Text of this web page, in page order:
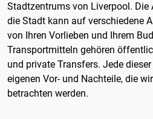
Stadtzentrums von Liverpool. Die
die Stadt kann auf verschiedene
von Ihren Vorlieben und Ihrem
Transportmitteln gehören
und private Transfers. Jede
eigenen Vor- und Nachteile, die
betrachten werden.